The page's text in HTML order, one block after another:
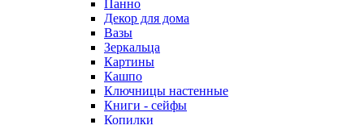
Панно
Декор для дома
Вазы
Зеркальца
Картины
Кашпо
Ключницы настенные
Книги - сейфы
Копилки